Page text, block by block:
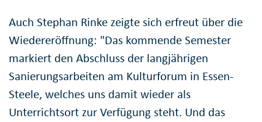
Auch Stephan Rinke zeigte sich erfreut über die
Wiedereröffnung: "Das kommende Semester
markiert den Abschluss der langjährigen
Sanierungsarbeiten am Kulturforum in Essen-
Steele, welches uns damit wieder als
Unterrichtsort zur Verfügung steht. Und das